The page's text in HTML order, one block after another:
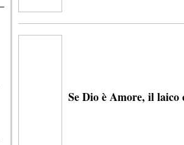
Se Dio è Amore, il laico